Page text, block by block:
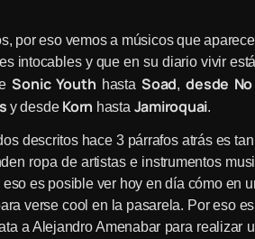
por eso vemos a músicos que
intocables y que en su diario vivir
Sonic Youth hastaSoad,desde
y desde Korn hasta Jamiroquai.
descritos hace 3 párrafos atrás es
ropa de artistas e instrumentos
es posible ver hoy en día cómo en
verse cool en la pasarela. Por eso
a Alejandro Amenabar para realizar